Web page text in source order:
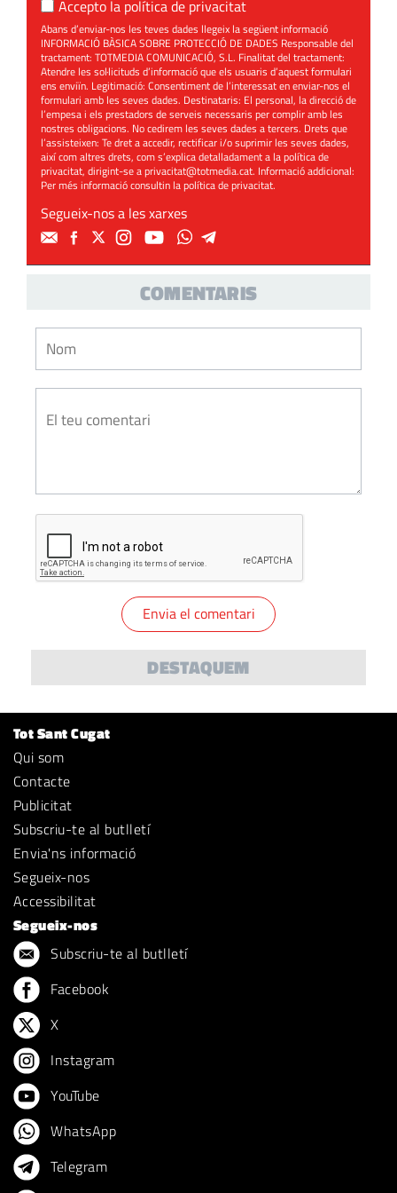
Accepto la política de privacitat
Abans d’enviar-nos les teves dades llegeix la següent informació
INFORMACIÓ BÀSICA SOBRE PROTECCIÓ DE DADES Responsable del
tractament: TOTMEDIA COMUNICACIÓ, S.L. Finalitat del tractament:
Atendre les sol·licituds d’informació que els usuaris d’aquest formulari
ens enviïn. Legitimació: Consentiment de l’interessat en enviar-nos el
formulari amb les seves dades. Destinataris: El personal, la direcció de
l’empesa i els prestadors de serveis necessaris per complir amb les
nostres obligacions. No cedirem les seves dades a tercers. Drets que
l’assisteixen: Te dret a accedir, rectificar i/o suprimir les seves dades,
així com altres drets, com s’explica detalladament a la política de
privacitat, dirigint-se aprivacitat@totmedia.cat. Informació addicional:
Per més informació consultin lapolítica de privacitat.
Segueix-nos a les xarxes
COMENTARIS
DESTAQUEM
Tot Sant Cugat
Qui som
Contacte
Publicitat
Subscriu-te al butlletí
Envia'ns informació
Segueix-nos
Accessibilitat
Segueix-nos
Subscriu-te al butlletí
Facebook
X
Instagram
YouTube
WhatsApp
Telegram